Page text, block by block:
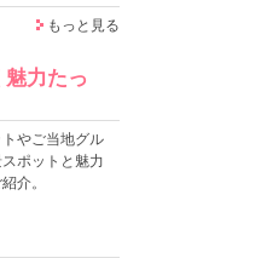
もっと見る
力たっ
やご当地グル
ポットと魅力
介。